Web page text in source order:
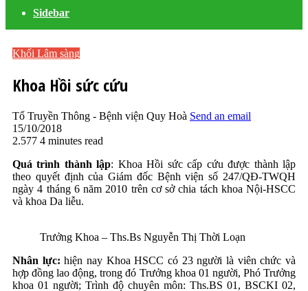
Sidebar
Khối Lâm sàng
Khoa Hồi sức cứu
Tổ Truyền Thông - Bệnh viện Quy Hoà Send an email
15/10/2018
2.577 4 minutes read
Quá trình thành lập: Khoa Hồi sức cấp cứu được thành lập
theo quyết định của Giám đốc Bệnh viện số 247/QĐ-TWQH
ngày 4 tháng 6 năm 2010 trên cơ sở chia tách khoa Nội-HSCC
và khoa Da liễu.
Trưởng Khoa – Ths.Bs Nguyễn Thị Thời Loạn
Nhân lực: hiện nay Khoa HSCC có 23 người là viên chức và
hợp đồng lao động, trong đó Trưởng khoa 01 người, Phó Trưởng
khoa 01 người; Trình độ chuyên môn: Ths.BS 01, BSCKI 02,